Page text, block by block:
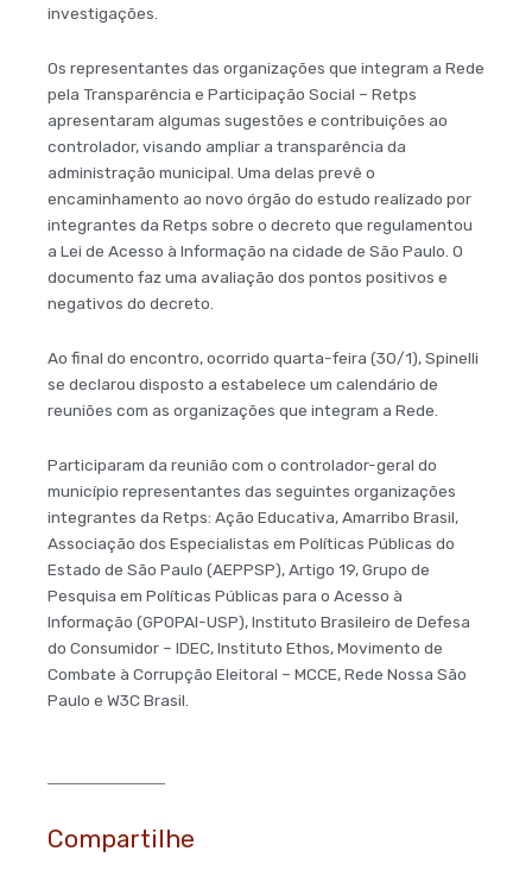
investigações.
Os representantes das organizações que integram a Rede
pela Transparência e Participação Social – Retps
apresentaram algumas sugestões e contribuições ao
controlador, visando ampliar a transparência da
administração municipal. Uma delas prevê o
encaminhamento ao novo órgão do estudo realizado por
integrantes da Retps sobre o decreto que regulamentou
a Lei de Acesso à Informação na cidade de São Paulo. O
documento faz uma avaliação dos pontos positivos e
negativos do decreto.
Ao final do encontro, ocorrido quarta-feira (30/1), Spinelli
se declarou disposto a estabelece um calendário de
reuniões com as organizações que integram a Rede.
Participaram da reunião com o controlador-geral do
município representantes das seguintes organizações
integrantes da Retps: Ação Educativa, Amarribo Brasil,
Associação dos Especialistas em Políticas Públicas do
Estado de São Paulo (AEPPSP), Artigo 19, Grupo de
Pesquisa em Políticas Públicas para o Acesso à
Informação (GPOPAI-USP), Instituto Brasileiro de Defesa
do Consumidor – IDEC, Instituto Ethos, Movimento de
Combate à Corrupção Eleitoral – MCCE, Rede Nossa São
Paulo e W3C Brasil.
Compartilhe